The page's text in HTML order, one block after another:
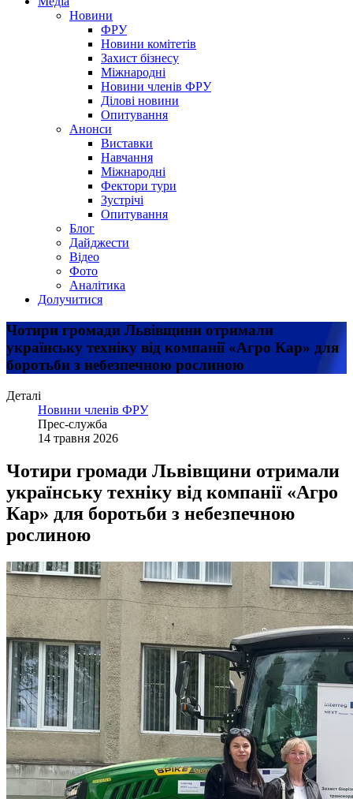
Новини
ФРУ
Новини комітетів
Захист бізнесу
Міжнародні
Новини членів ФРУ
Ділові новини
Опитування
Анонси
Виставки
Навчання
Міжнародні
Фектори тури
Зустрічі
Опитування
Блог
Дайджести
Відео
Фото
Аналітика
Долучитися
Чотири громади Львівщини отримали
українську техніку від компанії «Агро Кар» для
боротьби з небезпечною рослиною
Деталі
Новини членів ФРУ
Прес-служба
14 травня 2026
Чотири громади Львівщини отримали
українську техніку від компанії «Агро
Кар» для боротьби з небезпечною
рослиною